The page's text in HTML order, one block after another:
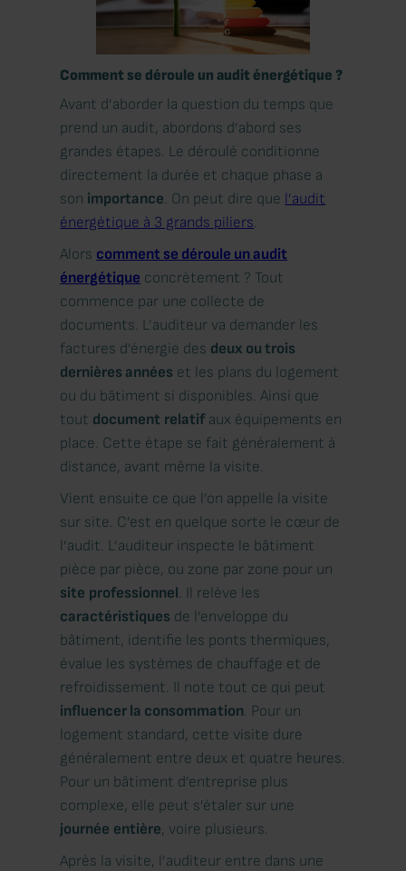
Comment se déroule un audit énergétique ?
Avant d’aborder la question du temps que
prend un audit, abordons d’abord ses
grandes étapes. Le déroulé conditionne
directement la durée et chaque phase a
son importance. On peut dire que l’audit
énergétique à 3 grands piliers.
Alors comment se déroule un audit
énergétique concrètement ? Tout
commence par une collecte de
documents. L’auditeur va demander les
factures d’énergie des deux ou trois
dernières années et les plans du logement
ou du bâtiment si disponibles. Ainsi que
tout document relatifaux équipements en
place. Cette étape se fait généralement à
distance, avant même la visite.
Vient ensuite ce que l’on appelle la visite
sur site. C’est en quelque sorte le cœur de
l’audit. L’auditeur inspecte le bâtiment
pièce par pièce, ou zone par zone pour un
site professionnel. Il relève les
caractéristiques de l’enveloppe du
bâtiment, identifie les ponts thermiques,
évalue les systèmes de chauffage et de
refroidissement. Il note tout ce qui peut
influencer la consommation. Pour un
logement standard, cette visite dure
généralement entre deux et quatre heures.
Pour un bâtiment d’entreprise plus
complexe, elle peut s’étaler sur une
journée entière, voire plusieurs.
Après la visite, l’auditeur entre dans une